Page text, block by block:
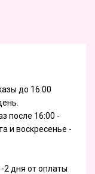
до 16:00
после 16:00 -
и воскресенье -
2 дня от оплаты